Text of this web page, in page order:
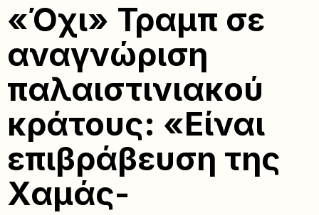
«Όχι» Τραμπ σε
αναγνώριση
παλαιστινιακού
κράτους: «Είναι
επιβράβευση της
Χαμάς-